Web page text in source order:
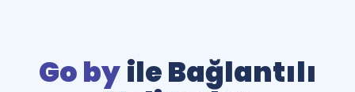
Go byile Bağlantılı